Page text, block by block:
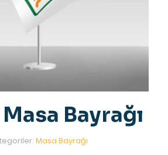
Bayrağı
Masa Bayrağı